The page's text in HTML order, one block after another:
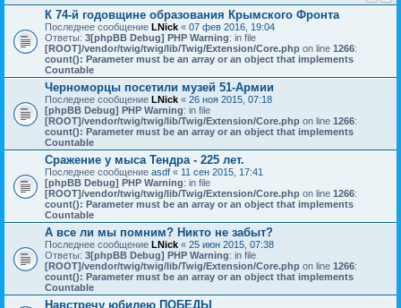
К 74-й годовщине образования Крымского Фронта
Последнее сообщение LNick « 07 фев 2016, 19:04
Ответы: 3[phpBB Debug] PHP Warning: in file
[ROOT]/vendor/twig/twig/lib/Twig/Extension/Core.php on line 1266:
count(): Parameter must be an array or an object that implements
Countable
Черноморцы посетили музей 51-Армии
Последнее сообщение LNick « 26 ноя 2015, 07:18
[phpBB Debug] PHP Warning: in file
[ROOT]/vendor/twig/twig/lib/Twig/Extension/Core.php on line 1266:
count(): Parameter must be an array or an object that implements
Countable
Сражение у мыса Тендра - 225 лет.
Последнее сообщение asdf « 11 сен 2015, 17:41
[phpBB Debug] PHP Warning: in file
[ROOT]/vendor/twig/twig/lib/Twig/Extension/Core.php on line 1266:
count(): Parameter must be an array or an object that implements
Countable
А все ли мы помним? Никто не забыт?
Последнее сообщение LNick « 25 июн 2015, 07:38
Ответы: 3[phpBB Debug] PHP Warning: in file
[ROOT]/vendor/twig/twig/lib/Twig/Extension/Core.php on line 1266:
count(): Parameter must be an array or an object that implements
Countable
Навстречу юбилею ПОБЕДЫ